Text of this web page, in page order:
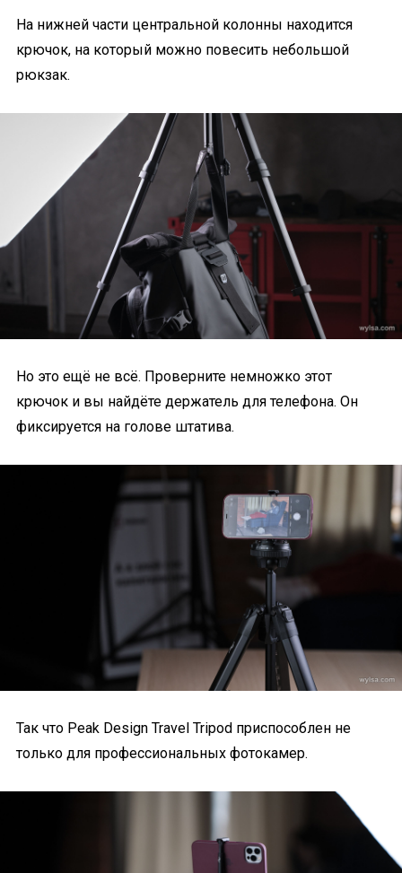
На нижней части центральной колонны находится
крючок, на который можно повесить небольшой
рюкзак.
Но это ещё не всё. Проверните немножко этот
крючок и вы найдёте держатель для телефона. Он
фиксируется на голове штатива.
Так что Peak Design Travel Tripod приспособлен не
только для профессиональных фотокамер.